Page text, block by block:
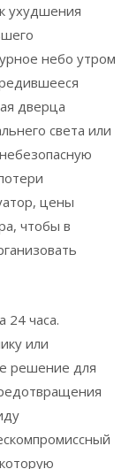
ухудшения
небо утром
дверца
света или
цены
чтобы в
24 часа.
или
решение для